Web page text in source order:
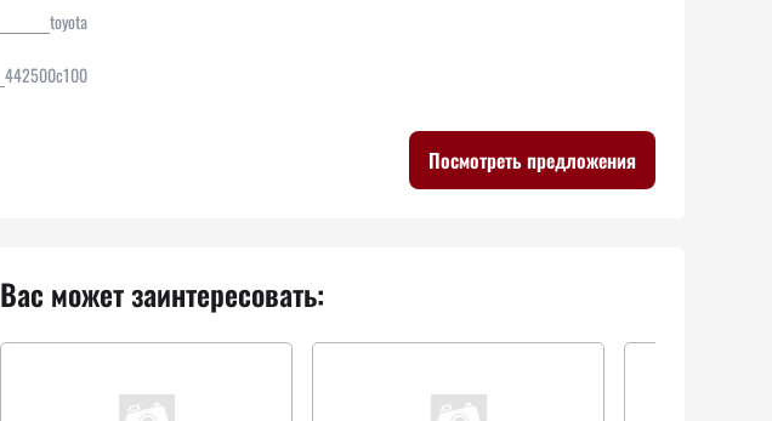
toyota
442500c100
Посмотреть предложения
Вас может заинтересовать: